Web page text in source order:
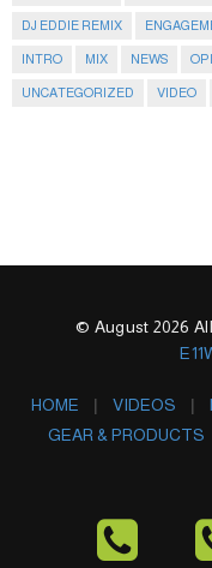
DJ EDDIE REMIX
INTRO MIX NEWS
UNCATEGORIZED VIDEO
© August 2026
HOME VIDEOS
GEAR & PRODUCTS